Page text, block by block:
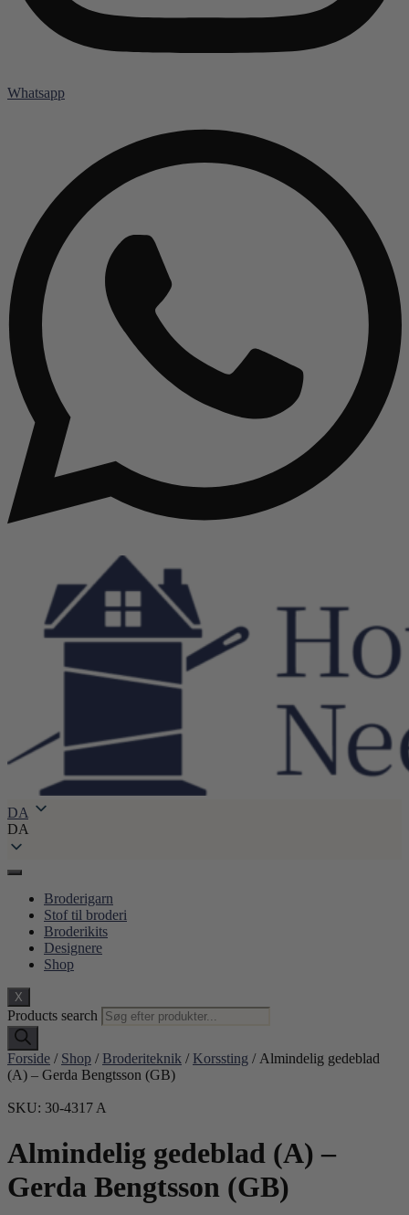
Whatsapp
DA
DA
Broderigarn
Stof til broderi
Broderikits
Designere
Shop
X
Products search
Forside / Shop / Broderiteknik / Korssting / Almindelig gedeblad
(A) – Gerda Bengtsson (GB)
SKU: 30-4317 A
Almindelig gedeblad (A) –
Gerda Bengtsson (GB)